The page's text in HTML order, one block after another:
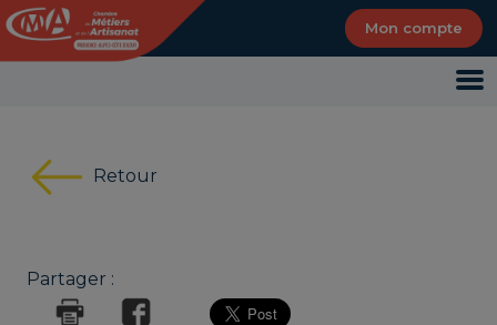
Mon compte
Retour
Partager :
Panneau de gestion des cookies